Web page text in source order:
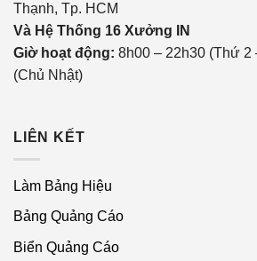
Hành động cụ thể
Thạnh, Tp. HCM
Và Hệ Thống 16 Xưởng IN
Giờ hoạt động: 8h00 – 22h30 (Thứ 2
(Chủ Nhật)
LIÊN KẾT
Làm Bảng Hiệu
Bảng Quảng Cáo
Biển Quảng Cáo